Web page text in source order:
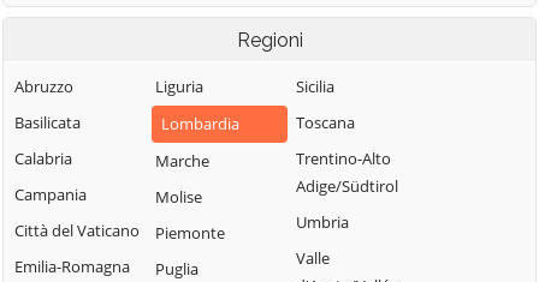
Carate Brianza
Cavenago di
Brianza
Misinto
Muggiò
Villasanta
Vimercate
Regioni
Abruzzo
Basilicata
Calabria
Campania
Città del Vaticano
Emilia-Romagna
Liguria
Lombardia
Marche
Molise
Piemonte
Puglia
Sicilia
Toscana
Trentino-Alto
Adige/Südtirol
Umbria
Valle